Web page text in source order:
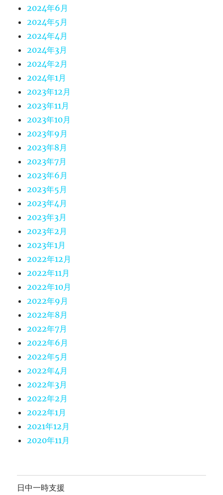
2024年6月
2024年5月
2024年4月
2024年3月
2024年2月
2024年1月
2023年12月
2023年11月
2023年10月
2023年9月
2023年8月
2023年7月
2023年6月
2023年5月
2023年4月
2023年3月
2023年2月
2023年1月
2022年12月
2022年11月
2022年10月
2022年9月
2022年8月
2022年7月
2022年6月
2022年5月
2022年4月
2022年3月
2022年2月
2022年1月
2021年12月
2020年11月
日中一時支援